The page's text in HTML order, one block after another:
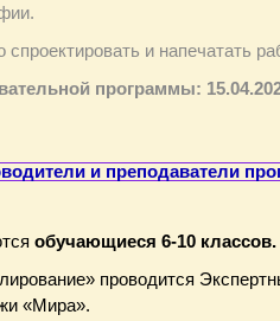
и напечатать
программы:
и преподаватели
обучающиеся 6-10 классов.
проводится
«Мира».